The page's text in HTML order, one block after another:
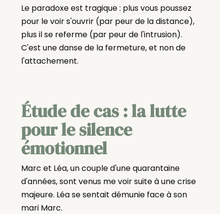
Le paradoxe est tragique : plus vous poussez
pour le voir s'ouvrir (par peur de la distance),
plus il se referme (par peur de l'intrusion).
C'est une danse de la fermeture, et non de
l'attachement.
Étude de cas : la lutte
pour le silence
émotionnel
Marc et Léa, un couple d'une quarantaine
d'années, sont venus me voir suite à une crise
majeure. Léa se sentait démunie face à son
mari Marc.